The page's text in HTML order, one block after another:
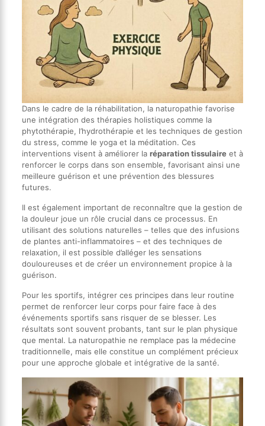
Dans le cadre de la réhabilitation, la naturopathie favorise
une intégration des thérapies holistiques comme la
phytothérapie, l’hydrothérapie et les techniques de gestion
du stress, comme le yoga et la méditation. Ces
interventions visent à améliorer la réparation tissulaireet à
renforcer le corps dans son ensemble, favorisant ainsi une
meilleure guérison et une prévention des blessures
futures.
Il est également important de reconnaître que la gestion de
la douleur joue un rôle crucial dans ce processus. En
utilisant des solutions naturelles – telles que des infusions
de plantes anti-inflammatoires – et des techniques de
relaxation, il est possible d’alléger les sensations
douloureuses et de créer un environnement propice à la
guérison.
Pour les sportifs, intégrer ces principes dans leur routine
permet de renforcer leur corps pour faire face à des
événements sportifs sans risquer de se blesser. Les
résultats sont souvent probants, tant sur le plan physique
que mental. La naturopathie ne remplace pas la médecine
traditionnelle, mais elle constitue un complément précieux
pour une approche globale et intégrative de la santé.